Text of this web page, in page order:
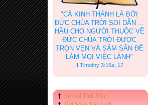
"CẢ KINH THÁNH LÀ BỞI
ĐỨC CHÚA TRỜI SOI DẪN ...
HẦU CHO NGƯỜI THUỘC VỀ
ĐỨC CHÚA TRỜI ĐƯỢC
TRỌN VẸN VÀ SẮM SẴN ĐỂ
LÀM MỌI VIỆC LÀNH"
II Timothy 3:16a, 17
† Sứ Giả Tình Yêu